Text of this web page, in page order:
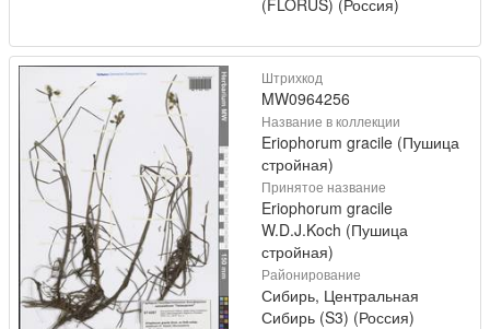
Штрихкод
MW0964256
Название в коллекции
Eriophorum gracile (Пушица
стройная)
Принятое название
Eriophorum gracile
W.D.J.Koch (Пушица
стройная)
Районирование
Сибирь, Центральная
Сибирь (S3) (Россия)